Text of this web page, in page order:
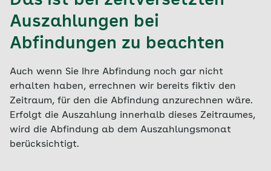
Auszahlungen bei
Abfindungen zu beachten
Auch wenn Sie Ihre Abfindung noch gar nicht
erhalten haben, errechnen wir bereits fiktiv den
Zeitraum, für den die Abfindung anzurechnen wäre.
Erfolgt die Auszahlung innerhalb dieses Zeitraumes,
wird die Abfindung ab dem Auszahlungsmonat
berücksichtigt.